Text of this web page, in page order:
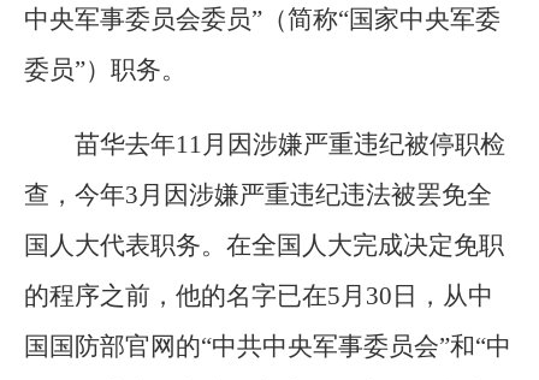
中央军事委员会委员”（简称“国家中央军委
委员”）职务。
苗华去年11月因涉嫌严重违纪被停职检
查，今年3月因涉嫌严重违纪违法被罢免全
国人大代表职务。在全国人大完成决定免职
的程序之前，他的名字已在5月30日，从中
国国防部官网的“中共中央军事委员会”和“中